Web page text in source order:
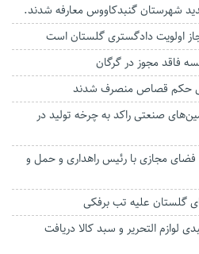
شهرستان گنبدکاووس معارفه شدند.
اولویت دادگستری گلستان است
حکم قصاص منصرف شدند
صنعتی راکد به چرخه تولید در
مجازی با رئیس راهداری و حمل و
گلستان علیه تب برفکی
لوازم التحریر و سبد کالا دریافت